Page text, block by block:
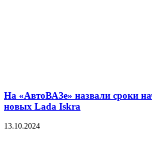
На «АвтоВАЗе» назвали сроки
новых Lada Iskra
13.10.2024